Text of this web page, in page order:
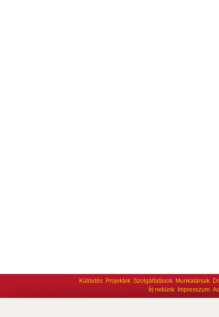
Küldetés Projektek Szolgáltatások Munkatársak
Írj nekünk
Impresszum